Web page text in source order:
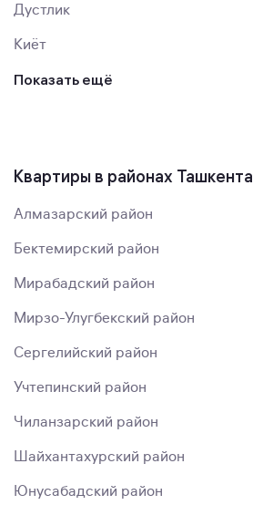
Дустлик
Киёт
Показать ещё
Квартиры в районах Ташкента
Алмазарский район
Бектемирский район
Мирабадский район
Мирзо-Улугбекский район
Сергелийский район
Учтепинский район
Чиланзарский район
Шайхантахурский район
Юнусабадский район